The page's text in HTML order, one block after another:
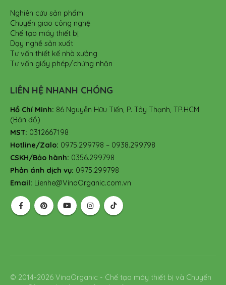
Nghiên cứu sản phẩm
Chuyển giao công nghệ
Chế tạo máy thiết bị
Dạy nghề sản xuất
Tư vấn thiết kế nhà xưởng
Tư vấn giấy phép/chứng nhận
LIÊN HỆ NHANH CHÓNG
Hồ Chí Minh: 86 Nguyễn Hữu Tiến, P. Tây Thạnh, TP.HCM
(Bản đồ)
MST: 0312667198
Hotline/Zalo: 0975.299798 – 0938.299798
CSKH/Bảo hành: 0356.299798
Phản ánh dịch vụ: 0975.299798
Email: Lienhe@VinaOrganic.com.vn
© 2014-2026 VinaOrganic - Chế tạo máy thiết bị và Chuyển